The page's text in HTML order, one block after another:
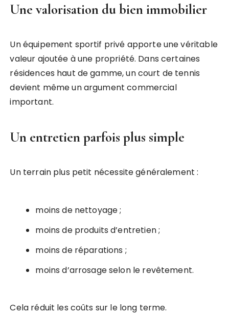
Une valorisation du bien immobilier
Un équipement sportif privé apporte une véritable
valeur ajoutée à une propriété. Dans certaines
résidences haut de gamme, un court de tennis
devient même un argument commercial
important.
Un entretien parfois plus simple
Un terrain plus petit nécessite généralement :
moins de nettoyage ;
moins de produits d’entretien ;
moins de réparations ;
moins d’arrosage selon le revêtement.
Cela réduit les coûts sur le long terme.